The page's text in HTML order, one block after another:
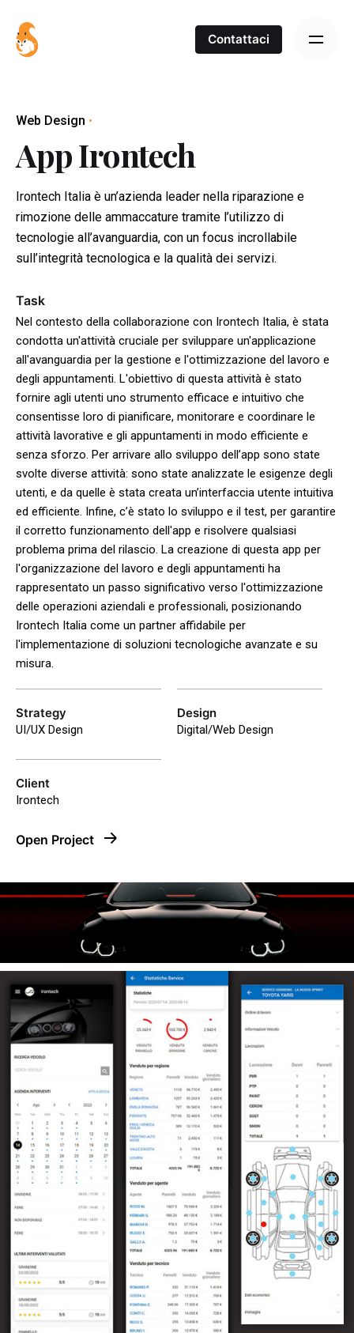
Follow Us
–
Contattaci
Web Design
App Irontech
Irontech Italia è un’azienda leader nella riparazione e
rimozione delle ammaccature tramite l’utilizzo di
tecnologie all’avanguardia, con un focus incrollabile
sull’integrità tecnologica e la qualità dei servizi.
Task
Nel contesto della collaborazione con Irontech Italia, è stata
condotta un'attività cruciale per sviluppare un'applicazione
all'avanguardia per la gestione e l'ottimizzazione del lavoro e
degli appuntamenti. L'obiettivo di questa attività è stato
fornire agli utenti uno strumento efficace e intuitivo che
consentisse loro di pianificare, monitorare e coordinare le
attività lavorative e gli appuntamenti in modo efficiente e
senza sforzo. Per arrivare allo sviluppo dell’app sono state
svolte diverse attività: sono state analizzate le esigenze degli
utenti, e da quelle è stata creata un’interfaccia utente intuitiva
ed efficiente. Infine, c’è stato lo sviluppo e il test, per garantire
il corretto funzionamento dell'app e risolvere qualsiasi
problema prima del rilascio. La creazione di questa app per
l'organizzazione del lavoro e degli appuntamenti ha
rappresentato un passo significativo verso l'ottimizzazione
delle operazioni aziendali e professionali, posizionando
Irontech Italia come un partner affidabile per
l'implementazione di soluzioni tecnologiche avanzate e su
misura.
Strategy
UI/UX Design
Design
Digital/Web Design
Client
Irontech
Open Project